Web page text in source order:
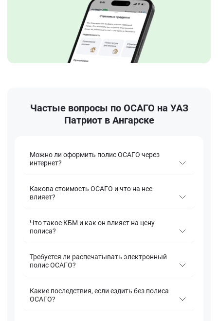
Частые вопросы по ОСАГО на УАЗ
Патриот в Ангарске
Можно ли оформить полис ОСАГО через
интернет?
Какова стоимость ОСАГО и что на нее
влияет?
Что такое КБМ и как он влияет на цену
полиса?
Требуется ли распечатывать электронный
полис ОСАГО?
Какие последствия, если ездить без полиса
ОСАГО?